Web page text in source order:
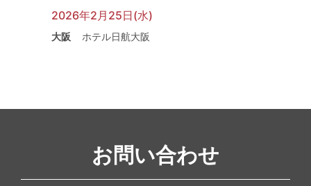
2026年2月25日(水)
大阪 ホテル日航大阪
お問い合わせ